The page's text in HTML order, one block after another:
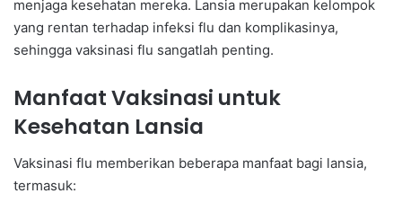
menjaga kesehatan mereka. Lansia merupakan kelompok
yang rentan terhadap infeksi flu dan komplikasinya,
sehingga vaksinasi flu sangatlah penting.
Manfaat Vaksinasi untuk
Kesehatan Lansia
Vaksinasi flu memberikan beberapa manfaat bagi lansia,
termasuk: